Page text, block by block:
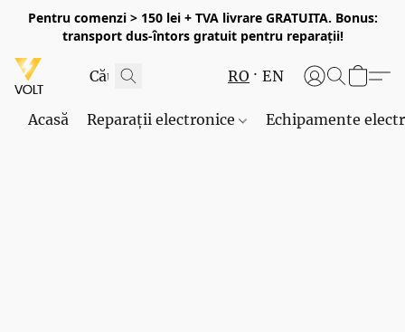
Pentru comenzi > 150 lei + TVA livrare GRATUITA. Bonus:
transport dus-întors gratuit pentru reparații!
RO EN
Acasă Reparații electronice Echipamente